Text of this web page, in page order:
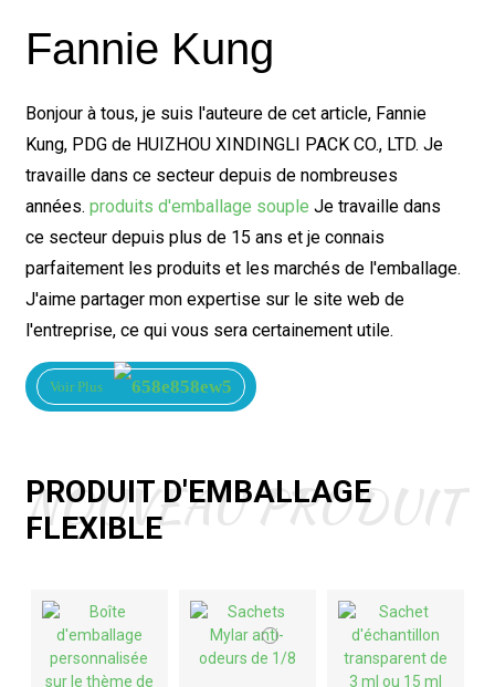
Fannie Kung
Bonjour à tous, je suis l'auteure de cet article, Fannie
Kung, PDG de HUIZHOU XINDINGLI PACK CO., LTD. Je
travaille dans ce secteur depuis de nombreuses
années. produits d'emballage souple Je travaille dans
ce secteur depuis plus de 15 ans et je connais
parfaitement les produits et les marchés de l'emballage.
J'aime partager mon expertise sur le site web de
l'entreprise, ce qui vous sera certainement utile.
Voir Plus
PRODUIT D'EMBALLAGE
FLEXIBLE
NOUVEAU PRODUIT